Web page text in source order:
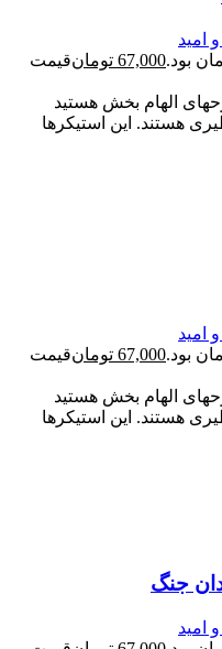
و امید
67,000 تومانقیمت
الهام بخش هستید
هستند. این استیکرها
و امید
67,000 تومانقیمت
الهام بخش هستید
هستند. این استیکرها
جنگ
و امید